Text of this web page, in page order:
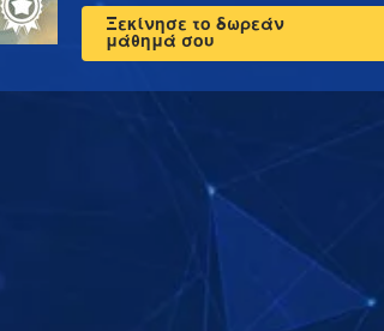
Ξεκίνησε το δωρεάν
μάθημά σου